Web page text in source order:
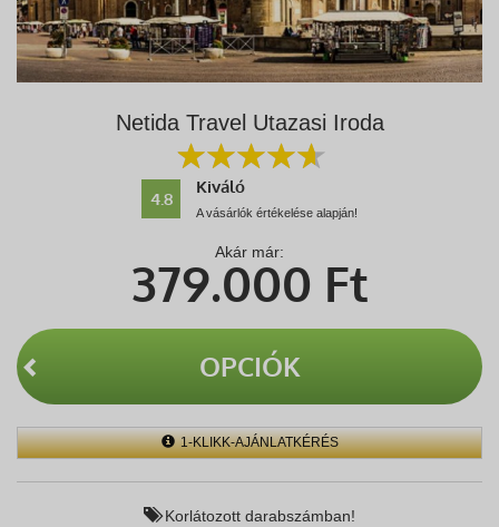
Netida Travel Utazasi Iroda
4.8
Kiváló
A vásárlók értékelése alapján!
Akár már:
379.000 Ft
OPCIÓK
1-KLIKK-AJÁNLATKÉRÉS
Korlátozott darabszámban!